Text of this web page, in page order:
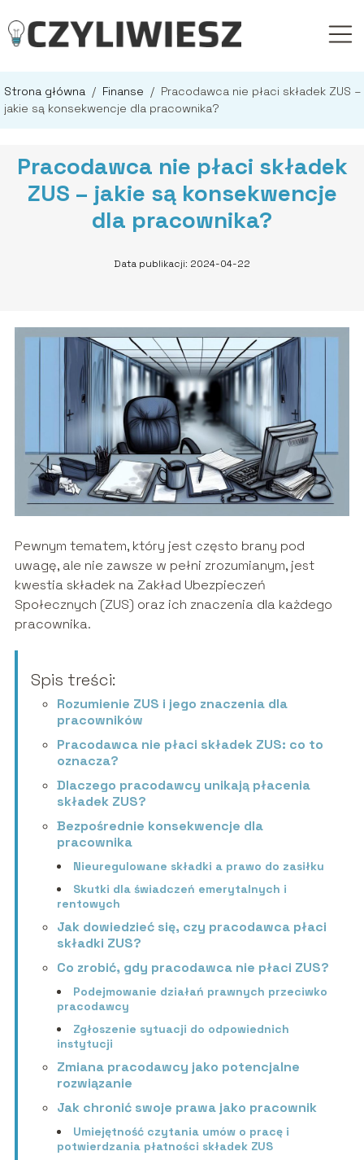
Strona główna / Finanse / Pracodawca nie płaci składek ZUS –
jakie są konsekwencje dla pracownika?
Pracodawca nie płaci składek
ZUS – jakie są konsekwencje
dla pracownika?
Data publikacji: 2024-04-22
Pewnym tematem, który jest często brany pod
uwagę, ale nie zawsze w pełni zrozumianym, jest
kwestia składek na Zakład Ubezpieczeń
Społecznych (ZUS) oraz ich znaczenia dla każdego
pracownika.
Spis treści:
Rozumienie ZUS i jego znaczenia dla
pracowników
Pracodawca nie płaci składek ZUS: co to
oznacza?
Dlaczego pracodawcy unikają płacenia
składek ZUS?
Bezpośrednie konsekwencje dla
pracownika
Nieuregulowane składki a prawo do zasiłku
Skutki dla świadczeń emerytalnych i
rentowych
Jak dowiedzieć się, czy pracodawca płaci
składki ZUS?
Co zrobić, gdy pracodawca nie płaci ZUS?
Podejmowanie działań prawnych przeciwko
pracodawcy
Zgłoszenie sytuacji do odpowiednich
instytucji
Zmiana pracodawcy jako potencjalne
rozwiązanie
Jak chronić swoje prawa jako pracownik
Umiejętność czytania umów o pracę i
potwierdzania płatności składek ZUS